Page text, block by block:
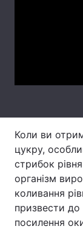
Тема
Коли ви
цукру,
стрибок
організм
коливання
призвести до
посилення